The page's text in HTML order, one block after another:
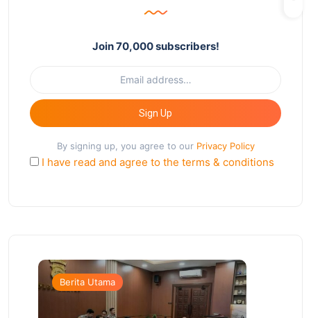
Join 70,000 subscribers!
Sign Up
By signing up, you agree to our Privacy Policy
I have read and agree to the terms & conditions
Berita Utama